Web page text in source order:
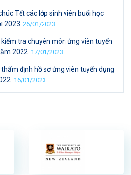
Tết các lớp sinh viên buổi học
2023 26/01/2023
tra chuyên môn ứng viên tuyển
2022 17/01/2023
định hồ sơ ứng viên tuyển dụng
16/01/2023